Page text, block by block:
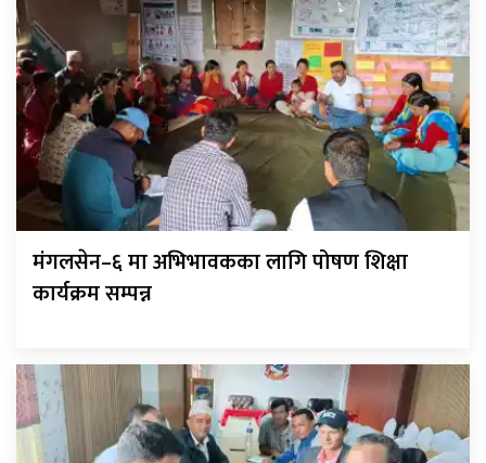
मंगलसेन–६ मा अभिभावकका लागि पोषण शिक्षा
कार्यक्रम सम्पन्न